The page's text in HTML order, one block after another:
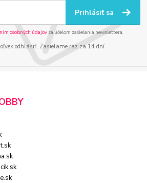
Prihlásiť sa
osobných údajov za účelom zasielania newslettera.
odhlásiť. Zasielame raz za 14 dní.